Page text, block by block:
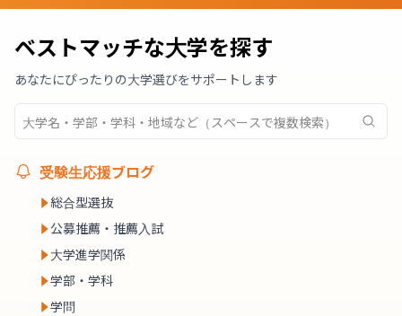
ベストマッチな大学を探す
あなたにぴったりの大学選びをサポートします
受験生応援ブログ
総合型選抜
公募推薦・推薦入試
大学進学関係
学部・学科
学問